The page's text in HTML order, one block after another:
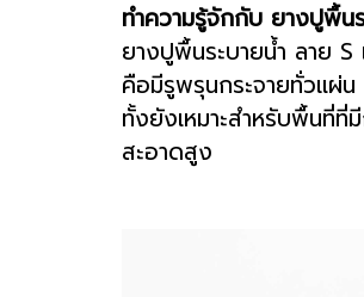
ทำความรู้จักกับ ยางปูพื้น
ยางปูพื้นระบายน้ำ ลาย
คือมีรูพรุนกระจายทั่วแผ่น
ทั้งยังเหมาะสำหรับพื้นที่ที่
สะอาดสูง